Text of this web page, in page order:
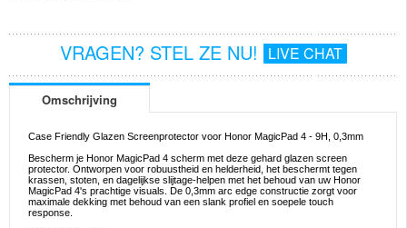
VRAGEN? STEL ZE NU! LIVE CHAT
Omschrijving
Case Friendly Glazen Screenprotector voor Honor MagicPad 4 - 9H, 0,3mm
Bescherm je Honor MagicPad 4 scherm met deze gehard glazen screen
protector. Ontworpen voor robuustheid en helderheid, het beschermt tegen
krassen, stoten, en dagelijkse slijtage-helpen met het behoud van uw Honor
MagicPad 4's prachtige visuals. De 0,3mm arc edge constructie zorgt voor
maximale dekking met behoud van een slank profiel en soepele touch
response.